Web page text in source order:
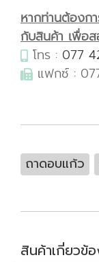
หากท่านต้องก
กับสินค้า เพื่อ
โทร : 077
แฟกซ์ :
ถาดอบแก้ว
สินค้าเกี่ยวข้